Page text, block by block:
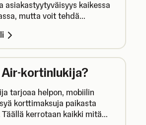
asiakastyytyväisyys kaikessa
mutta voit tehdä
Air-kortinlukija?
tarjoaa helpon, mobiilin
korttimaksuja paikasta
kerrotaan kaikki mitä